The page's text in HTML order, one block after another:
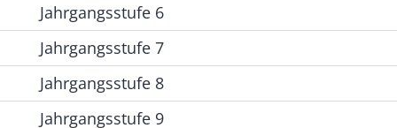
Jahrgangsstufe 6
Jahrgangsstufe 7
Jahrgangsstufe 8
Jahrgangsstufe 9